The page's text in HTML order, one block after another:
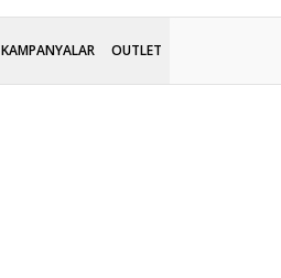
KAMPANYALAR OUTLET